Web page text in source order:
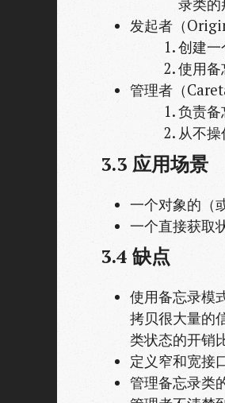
录类的
发起者（
创建一
使用备
管理者（
负责备
从不操
3.3 应用场景
一个对象的（
一个直接获取
3.4 缺点
使用备忘录模
拷贝很大量的
类状态的开销
定义窄和宽接
管理备忘录类